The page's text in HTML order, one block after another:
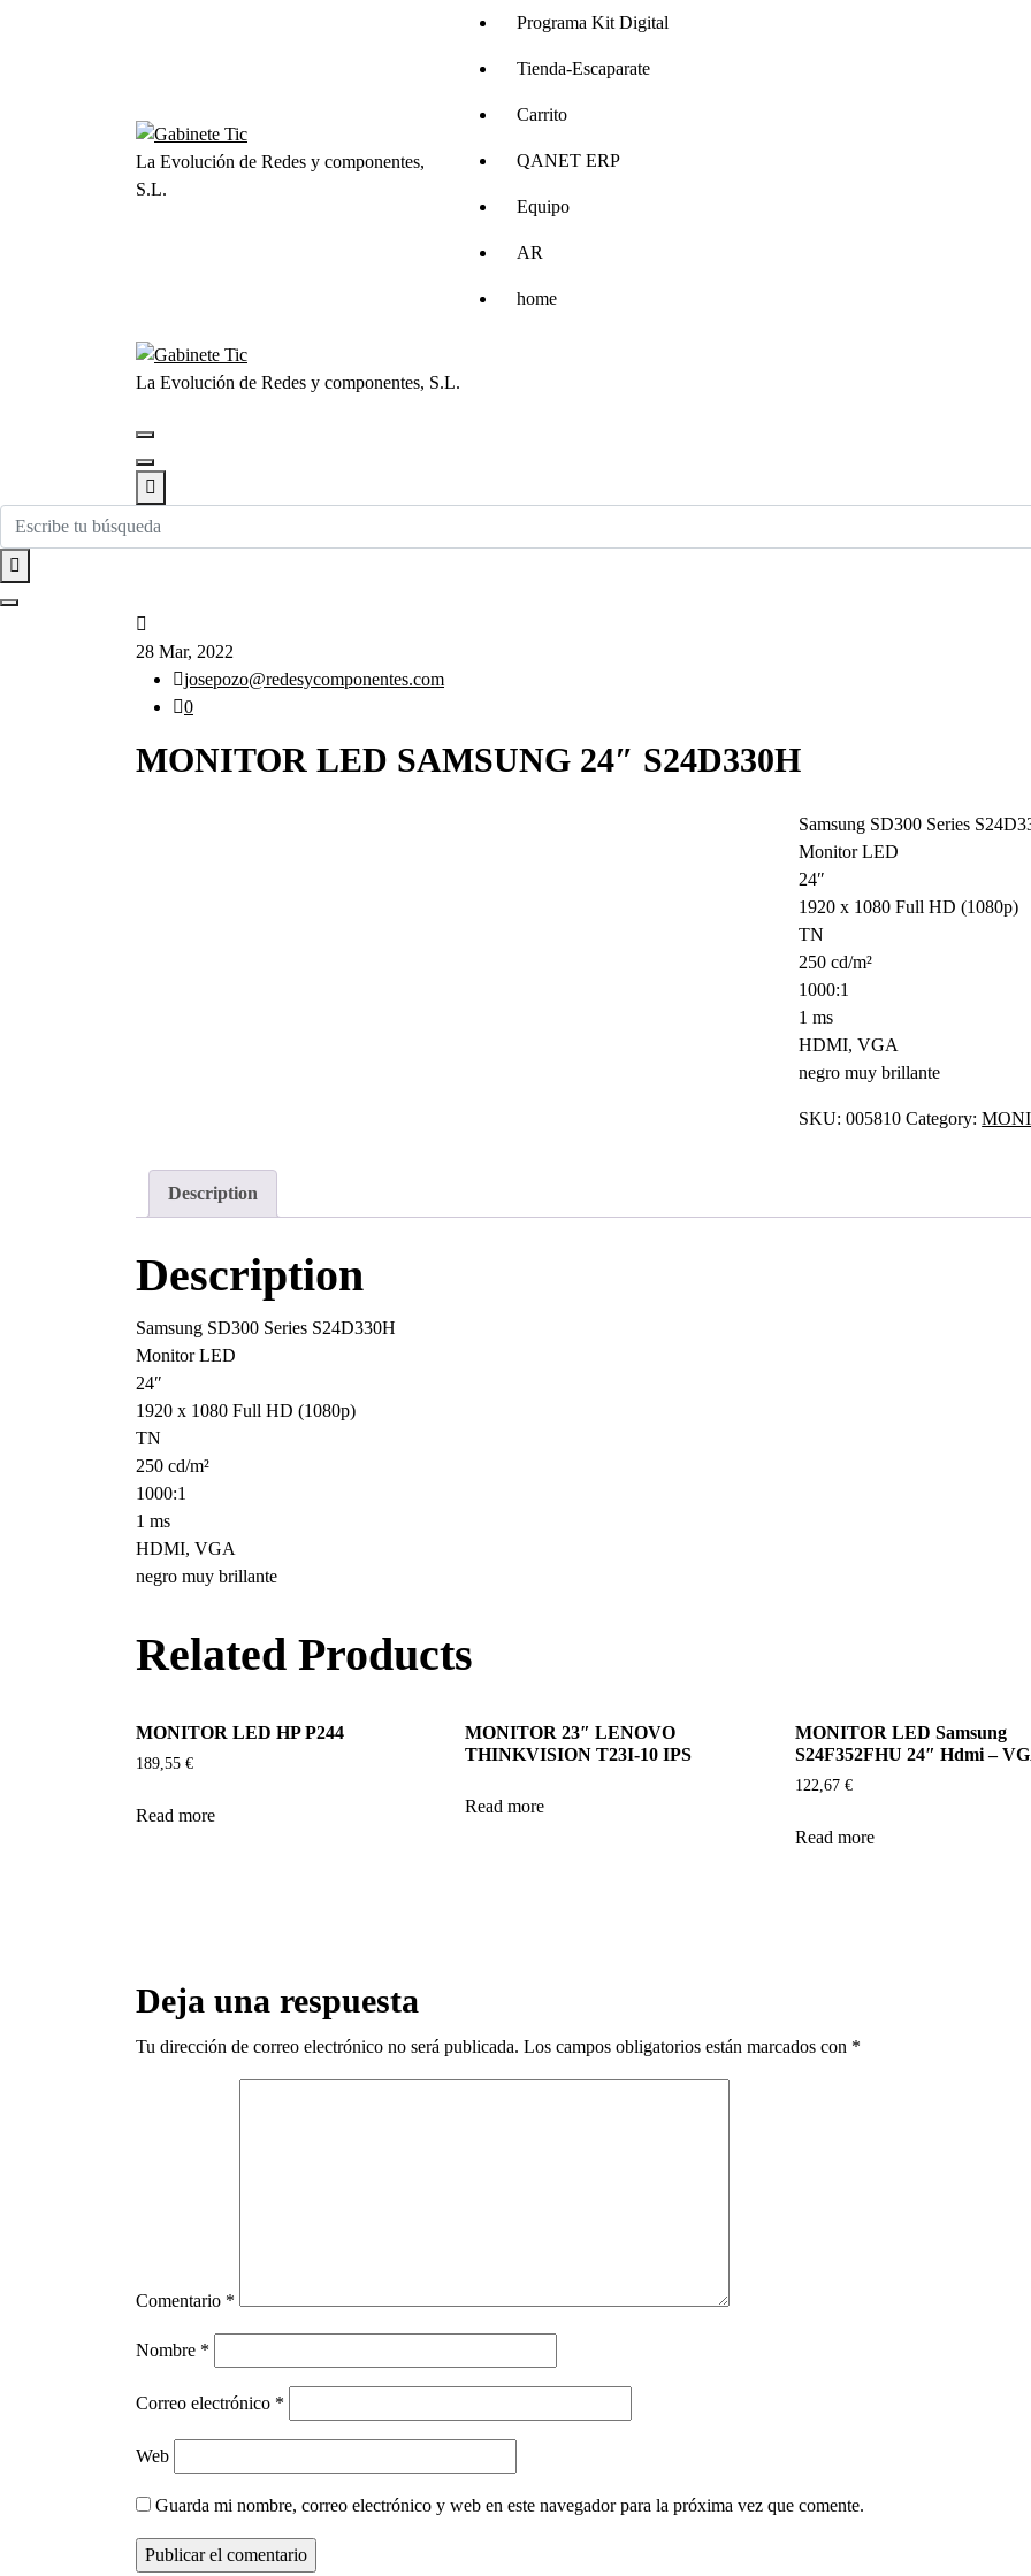
La Evolución de Redes y componentes,
S.L.
Programa Kit Digital
Tienda-Escaparate
Carrito
QANET ERP
Equipo
AR
home
La Evolución de Redes y componentes, S.L.
28 Mar, 2022
josepozo@redesycomponentes.com
0
MONITOR LED SAMSUNG 24″ S24D330H
Samsung SD300 Series
Monitor LED
24″
1920 x 1080 Full HD (1080p)
TN
250 cd/m²
1000:1
1 ms
HDMI, VGA
negro muy brillante
SKU:005810 Category:
Description
Description
Samsung SD300 Series S24D330H
Monitor LED
24″
1920 x 1080 Full HD (1080p)
TN
250 cd/m²
1000:1
1 ms
HDMI, VGA
negro muy brillante
Related Products
MONITOR LED HP P244
189,55 €
Read more
MONITOR 23″ LENOVO
THINKVISION T23I-10 IPS
Read more
MONITOR LED Samsung
S24F352FHU 24″ Hdmi –
122,67 €
Read more
Deja una respuesta
Tu dirección de correo electrónico no será publicada. Los campos obligatorios están marcados con *
Comentario *
Nombre *
Correo electrónico *
Web
Guarda mi nombre, correo electrónico y web en este navegador para la próxima vez que comente.